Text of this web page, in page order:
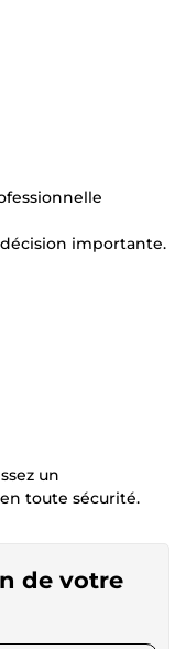
importante.
un
toute sécurité.
de votre